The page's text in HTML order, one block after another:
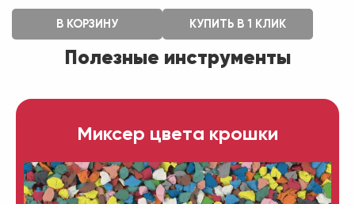
В КОРЗИНУ КУПИТЬ В 1 КЛИК
Полезные инструменты
Миксер цвета крошки